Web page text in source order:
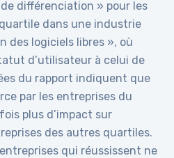
différenciation » pour les
dans une industrie
des logiciels libres », où
d’utilisateur à celui de
du rapport indiquent que
par les entreprises du
plus d’impact sur
des autres quartiles.
qui réussissent ne